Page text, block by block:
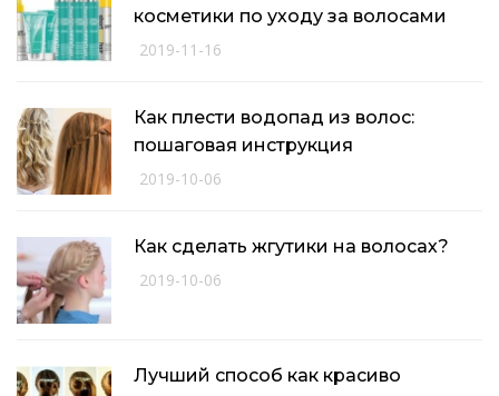
косметики по уходу за волосами
2019-11-16
Как плести водопад из волос:
пошаговая инструкция
2019-10-06
Как сделать жгутики на волосах?
2019-10-06
Лучший способ как красиво